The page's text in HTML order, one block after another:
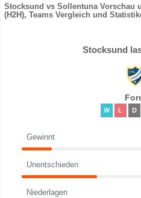
Stocksund vs Sollentuna Vorschau
(H2H), Teams Vergleich und
Stocksund
W L D
Gewinnt
Unentschieden
Niederlagen